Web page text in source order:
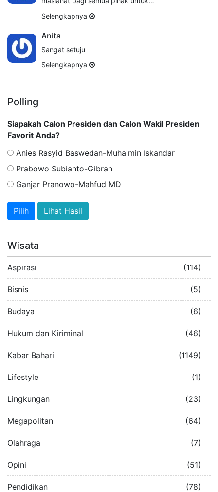
Selengkapnya
Anita
Sangat setuju
Selengkapnya
Polling
Siapakah Calon Presiden dan Calon Wakil Presiden
Favorit Anda?
Anies Rasyid Baswedan-Muhaimin Iskandar
Prabowo Subianto-Gibran
Ganjar Pranowo-Mahfud MD
Lihat Hasil
Wisata
Aspirasi (114)
Bisnis (5)
Budaya (6)
Hukum dan Kiriminal (46)
Kabar Bahari (1149)
Lifestyle (1)
Lingkungan (23)
Megapolitan (64)
Olahraga (7)
Opini (51)
Pendidikan (78)